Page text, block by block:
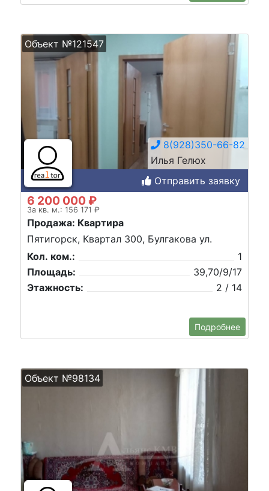
Объект №121547
8(928)350-66-82
Илья Гелюх
Отправить заявку
6 200 000 ₽
За кв. м.: 156 171 ₽
Продажа: Квартира
Пятигорск, Квартал 300, Булгакова ул.
Кол. ком.:
1
Площадь:
39,70/9/17
Этажность:
2 / 14
Подробнее
Объект №98134